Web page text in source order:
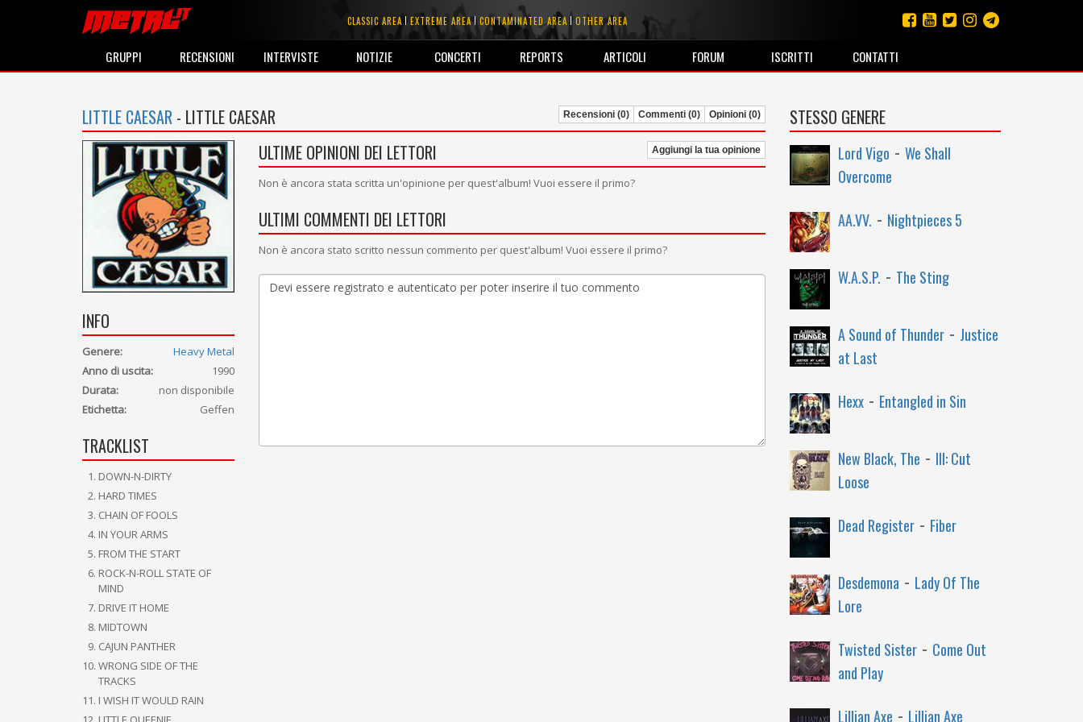
CLASSIC AREA EXTREME AREA CONTAMINATED AREA OTHER AREA
GRUPPI RECENSIONI INTERVISTE NOTIZIE CONCERTI REPORTS ARTICOLI FORUM ISCRITTI CONTATTI
LITTLE CAESAR - LITTLE CAESAR Recensioni (0) Commenti (0) Opinioni (0)
INFO
Genere:
Heavy Metal
Anno di uscita:
1990
Durata:
non disponibile
Etichetta:
Geffen
TRACKLIST
DOWN-N-DIRTY
HARD TIMES
CHAIN OF FOOLS
IN YOUR ARMS
FROM THE START
ROCK-N-ROLL STATE OF
MIND
DRIVE IT HOME
MIDTOWN
CAJUN PANTHER
WRONG SIDE OF THE
TRACKS
I WISH IT WOULD RAIN
ULTIME OPINIONI DEI LETTORI Aggiungi la tua opinione
Non è ancora stata scritta un'opinione per quest'album! Vuoi essere il primo?
ULTIMI COMMENTI DEI LETTORI
Non è ancora stato scritto nessun commento per quest'album! Vuoi essere il primo?
STESSO GENERE
Lord Vigo - We Shall
Overcome
AA.VV. - Nightpieces 5
W.A.S.P. - The Sting
A Sound of Thunder- Justice
at Last
Hexx- Entangled in Sin
New Black, The - III: Cut
Loose
Dead Register- Fiber
Desdemona - Lady Of The
Lore
Twisted Sister- Come Out
and Play
Lillian Axe - Lillian Axe